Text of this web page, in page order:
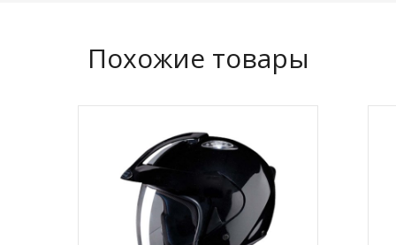
Похожие товары